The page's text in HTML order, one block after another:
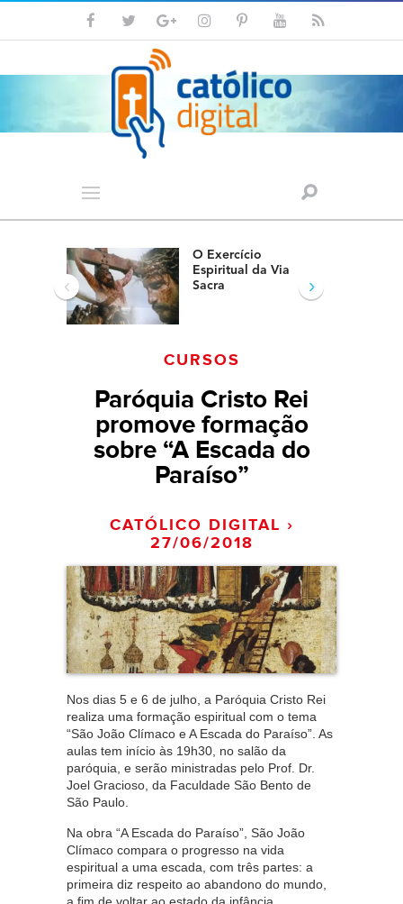
O Exercício
Espiritual da Via
Sacra
‹ ›
CURSOS
Paróquia Cristo Rei
promove formação
sobre “A Escada do
Paraíso”
CATÓLICO DIGITAL ›
27/06/2018
Nos dias 5 e 6 de julho, a Paróquia Cristo Rei
realiza uma formação espiritual com o tema
“São João Clímaco e A Escada do Paraíso”. As
aulas tem início às 19h30, no salão da
paróquia, e serão ministradas pelo Prof. Dr.
Joel Gracioso, da Faculdade São Bento de
São Paulo.
Na obra “A Escada do Paraíso”, São João
Clímaco compara o progresso na vida
espiritual a uma escada, com três partes: a
primeira diz respeito ao abandono do mundo,